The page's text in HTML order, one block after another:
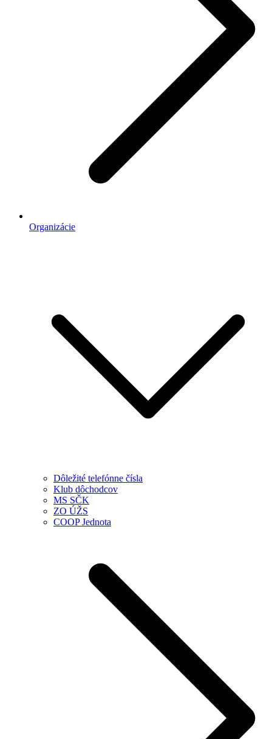
Organizácie
Dôležité telefónne čísla
Klub dôchodcov
MS SČK
ZO ÚŽS
COOP Jednota